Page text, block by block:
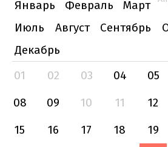
Январь
Февраль Март
Июль
Август Сентябрь
Декабрь
01
02 03 04 05
08
09 10 11 12
15
16 17 18 19